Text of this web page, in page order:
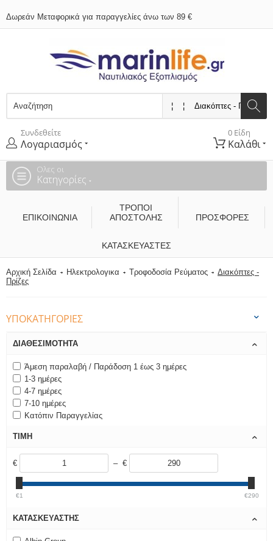
Δωρεάν Μεταφορικά για παραγγελίες άνω των 89 €
Συνδεθείτε
Λογαριασμός
0 Είδη
Καλάθι
Ολες οι
Κατηγορίες
ΕΠΙΚΟΙΝΩΝΊΑ
ΤΡΌΠΟΙ
ΑΠΟΣΤΟΛΉΣ
ΠΡΟΣΦΟΡΕΣ
ΚΑΤΑΣΚΕΥΑΣΤΈΣ
Αρχική Σελίδα Ηλεκτρολογικα Τροφοδοσία Ρεύματος
Διακόπτες -
Πρίζες
ΥΠΟΚΑΤΗΓΟΡΊΕΣ
ΔΙΑΘΕΣΙΜΌΤΗΤΑ
Άμεση παραλαβή / Παράδοση 1 έως 3 ημέρες
1-3 ημέρες
4-7 ημέρες
7-10 ημέρες
Κατόπιν Παραγγελίας
ΤΙΜΉ
€ – €
€1 €290
ΚΑΤΑΣΚΕΥΑΣΤΉΣ